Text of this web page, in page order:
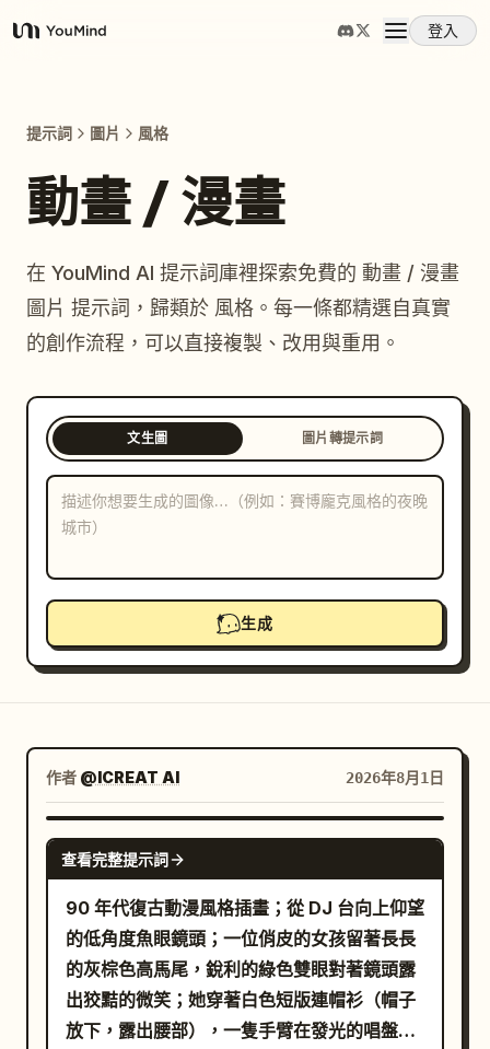
YouMind
登入
提示詞
下載
部落格
提示詞 圖片 風格
動畫 / 漫畫
在 YouMind AI 提示詞庫裡探索免費的 動畫 / 漫畫
圖片 提示詞，歸類於 風格。每一條都精選自真實
的創作流程，可以直接複製、改用與重用。
文生圖 圖片轉提示詞
生成
作者 @ICREAT AI 2026年8月1日
GPT IMAGE 2
查看完整提示詞
90 年代復古動漫風格插畫；從 DJ 台向上仰望
的低角度魚眼鏡頭；一位俏皮的女孩留著長長
的灰棕色高馬尾，銳利的綠色雙眼對著鏡頭露
出狡黠的微笑；她穿著白色短版連帽衫（帽子
放下，露出腰部），一隻手臂在發光的唱盤設